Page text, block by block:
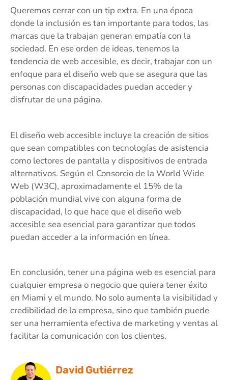
Queremos cerrar con un tip extra. En una época
donde la inclusión es tan importante para todos, las
marcas que la trabajan generan empatía con la
sociedad. En ese orden de ideas, tenemos la
tendencia de web accesible, es decir, trabajar con un
enfoque para el diseño web que se asegura que las
personas con discapacidades puedan acceder y
disfrutar de una página.
El diseño web accesible incluye la creación de sitios
que sean compatibles con tecnologías de asistencia
como lectores de pantalla y dispositivos de entrada
alternativos. Según el Consorcio de la World Wide
Web (W3C), aproximadamente el 15% de la
población mundial vive con alguna forma de
discapacidad, lo que hace que el diseño web
accesible sea esencial para garantizar que todos
puedan acceder a la información en línea.
En conclusión, tener una página web es esencial para
cualquier empresa o negocio que quiera tener éxito
en Miami y el mundo. No solo aumenta la visibilidad y
credibilidad de la empresa, sino que también puede
ser una herramienta efectiva de marketing y ventas al
facilitar la comunicación con los clientes.
David Gutiérrez